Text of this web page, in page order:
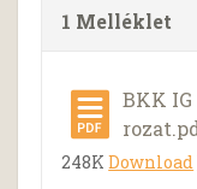
1 Melléklet
BKK IG
248KDownload